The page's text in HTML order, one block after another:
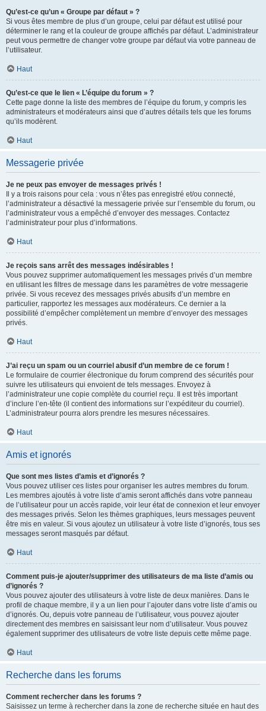
Qu’est-ce qu’un « Groupe par défaut » ?
Si vous êtes membre de plus d’un groupe, celui par défaut est utilisé pour
déterminer le rang et la couleur de groupe affichés par défaut. L’administrateur
peut vous permettre de changer votre groupe par défaut via votre panneau de
l’utilisateur.
Haut
Qu’est-ce que le lien « L’équipe du forum » ?
Cette page donne la liste des membres de l’équipe du forum, y compris les
administrateurs et modérateurs ainsi que d’autres détails tels que les forums
qu’ils modèrent.
Haut
Messagerie privée
Je ne peux pas envoyer de messages privés !
Il y a trois raisons pour cela : vous n’êtes pas enregistré et/ou connecté,
l’administrateur a désactivé la messagerie privée sur l’ensemble du forum, ou
l’administrateur vous a empêché d’envoyer des messages. Contactez
l’administrateur pour plus d’informations.
Haut
Je reçois sans arrêt des messages indésirables !
Vous pouvez supprimer automatiquement les messages privés d’un membre
en utilisant les filtres de message dans les paramètres de votre messagerie
privée. Si vous recevez des messages privés abusifs d’un membre en
particulier, rapportez les messages aux modérateurs. Ce dernier a la
possibilité d’empêcher complètement un membre d’envoyer des messages
privés.
Haut
J’ai reçu un spam ou un courriel abusif d’un membre de ce forum !
Le formulaire de courrier électronique du forum comprend des sécurités pour
suivre les utilisateurs qui envoient de tels messages. Envoyez à
l’administrateur une copie complète du courriel reçu. Il est très important
d’inclure l’en-tête (il contient des informations sur l’expéditeur du courriel).
L’administrateur pourra alors prendre les mesures nécessaires.
Haut
Amis et ignorés
Que sont mes listes d’amis et d’ignorés ?
Vous pouvez utiliser ces listes pour organiser les autres membres du forum.
Les membres ajoutés à votre liste d’amis seront affichés dans votre panneau
de l’utilisateur pour un accès rapide, voir leur état de connexion et leur envoyer
des messages privés. Selon les thèmes graphiques, leurs messages peuvent
être mis en valeur. Si vous ajoutez un utilisateur à votre liste d’ignorés, tous ses
messages seront masqués par défaut.
Haut
Comment puis-je ajouter/supprimer des utilisateurs de ma liste d’amis ou
d’ignorés ?
Vous pouvez ajouter des utilisateurs à votre liste de deux manières. Dans le
profil de chaque membre, il y a un lien pour l’ajouter dans votre liste d’amis ou
d’ignorés. Ou, depuis votre panneau de l’utilisateur, vous pouvez ajouter
directement des membres en saisissant leur nom d’utilisateur. Vous pouvez
également supprimer des utilisateurs de votre liste depuis cette même page.
Haut
Recherche dans les forums
Comment rechercher dans les forums ?
Saisissez un terme à rechercher dans la zone de recherche située en haut des